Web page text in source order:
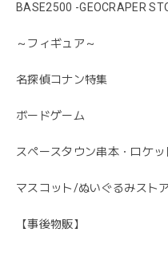
BASE2500 -GEOCRAPER
～フィギュア～
名探偵コナン特集
ボードゲーム
スペースタウン串本・ロケ
マスコット/ぬいぐるみストア
【事後物販】